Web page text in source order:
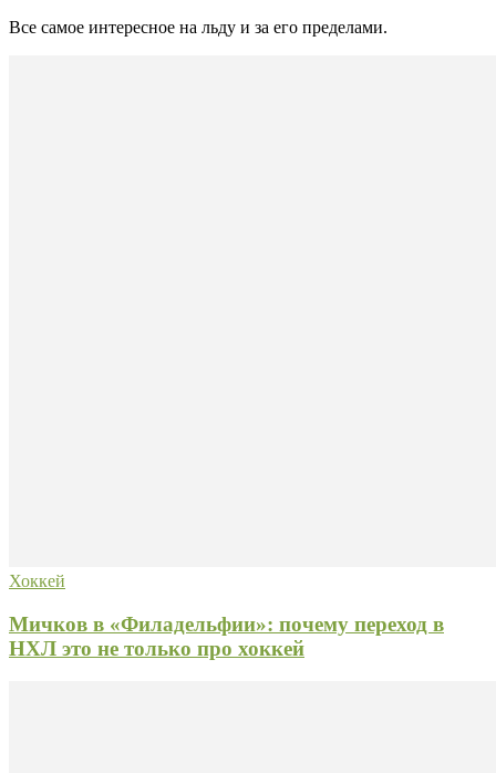
Все самое интересное на льду и за его пределами.
Хоккей
Мичков в «Филадельфии»: почему переход в
НХЛ это не только про хоккей